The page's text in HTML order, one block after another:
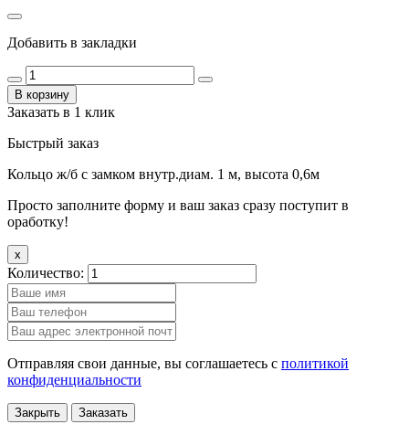
Добавить в закладки
В корзину
Заказать в 1 клик
Быстрый заказ
Кольцо ж/б с замком внутр.диам. 1 м, высота 0,6м
Просто заполните форму и ваш заказ сразу поступит в
оработку!
x
Количество:
Отправляя свои данные, вы соглашаетесь с политикой
конфиденциальности
Закрыть Заказать